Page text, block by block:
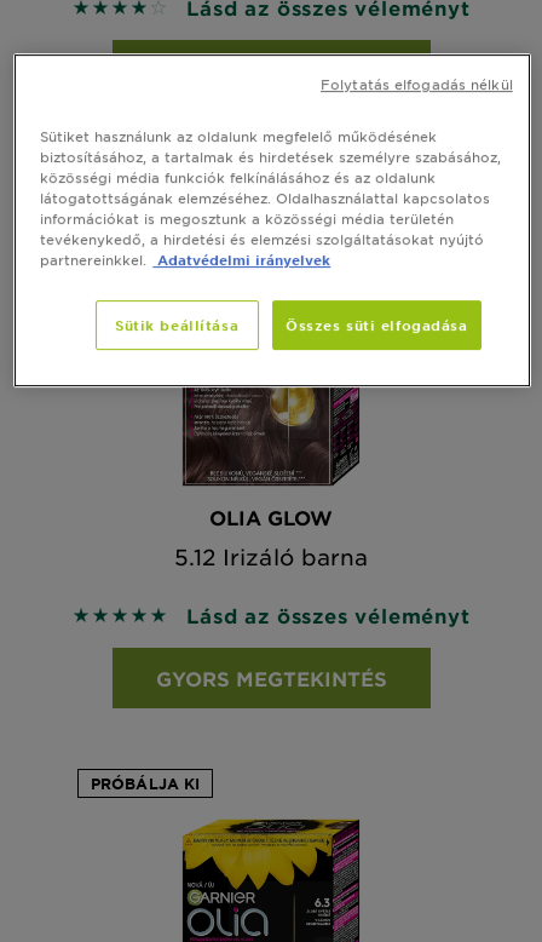
4 out of 5 stars based on reviews
Lásd az összes véleményt
PRÓBÁLJA KI
OLIA GLOW
5.12 Irizáló barna
5 out of 5 stars based on reviews
Lásd az összes véleményt
GYORS MEGTEKINTÉS
PRÓBÁLJA KI
Sütiket használunk az oldalunk megfelelő működésének
biztosításához, a tartalmak és hirdetések személyre szabásához,
közösségi média funkciók felkínálásához és az oldalunk
látogatottságának elemzéséhez. Oldalhasználattal kapcsolatos
információkat is megosztunk a közösségi média területén
tevékenykedő, a hirdetési és elemzési szolgáltatásokat nyújtó
partnereinkkel.
Adatvédelmi irányelvek
Sütik beállítása Összes süti elfogadása
Folytatás elfogadás nélkül